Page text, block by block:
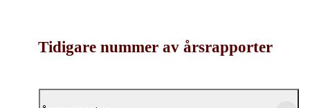
Tidigare nummer av årsrapporter